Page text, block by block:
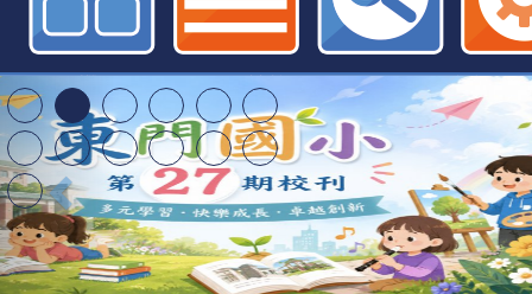
第3條、第5條條文-桃園市東門國
特殊教育學生及幼兒
明手冊(修訂版)與學
轉知臺中市政府政風